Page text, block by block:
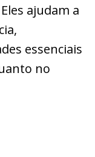
ajudam a
essenciais
no